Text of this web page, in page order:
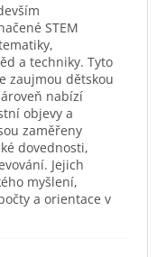
STEM
a techniky. Tyto
zaujmou dětskou
nabízí
objevy a
zaměřeny
dovednosti,
Jejich
myšlení,
a orientace v